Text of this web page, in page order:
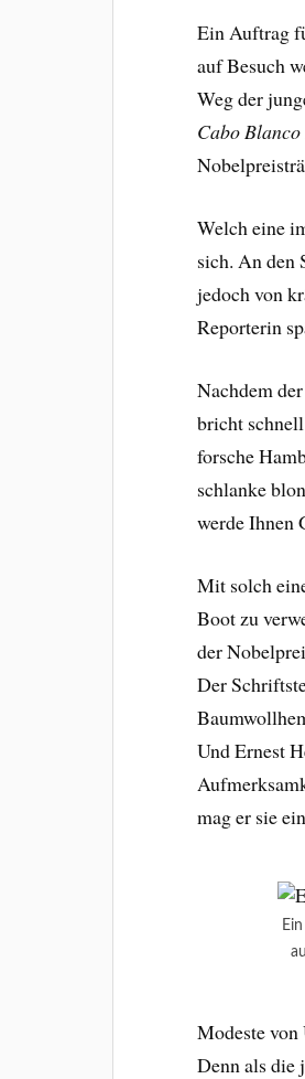
Ein Auftrag
auf Besuch
Weg der
Cabo Blanco
Welch eine
sich. An den
jedoch von
Reporterin
Nachdem
bricht
forsche
schlanke
werde Ihnen
Mit solch
Boot zu
der
Der
Und Ernest
mag er sie
Modeste
Denn als die